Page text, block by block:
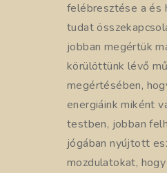
felébresztése a és
tudat
jobban megértük
körülöttünk lévő
megértésében,
energiáink miként
testben, jobban
jógában nyújtott
mozdulatokat,